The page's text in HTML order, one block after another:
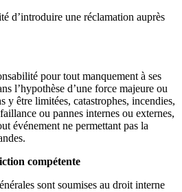
d’introduire une réclamation auprès
pour tout manquement à ses
l’hypothèse d’une force majeure ou
y être limitées, catastrophes, incendies,
ou pannes internes ou externes,
événement ne permettant pas la
compétente
sont soumises au droit interne